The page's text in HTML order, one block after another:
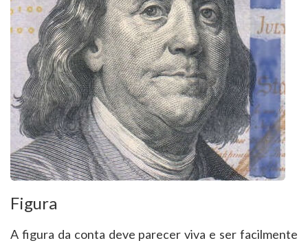
Figura
A figura da conta deve parecer viva e ser facilmente